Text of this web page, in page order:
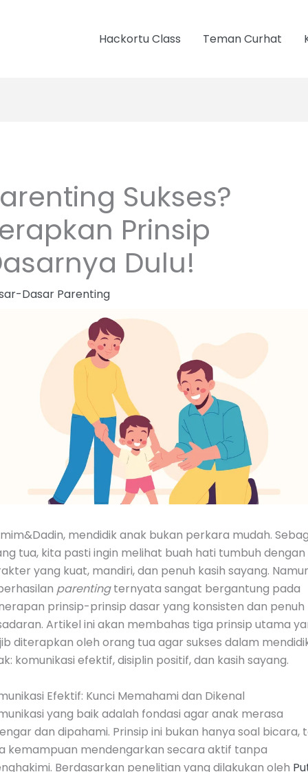
Hackortu Class Teman Curhat
Sukses?
Prinsip
Dulu!
Dasar Parenting
mendidik anak bukan perkara mudah.
tua, kita pasti ingin melihat buah hati tumbuh dengan
yang kuat, mandiri, dan penuh kasih sayang.
parentingternyata sangat bergantung pada
prinsip-prinsip dasar yang konsisten dan penuh
Artikel ini akan membahas tiga prinsip utama
diterapkan oleh orang tua agar sukses dalam
komunikasi efektif, disiplin positif, dan kasih sayang.
Efektif: Kunci Memahami dan Dikenal
yang baik adalah fondasi agar anak merasa
dan dipahami. Prinsip ini bukan hanya soal bicara,
kemampuan mendengarkan secara aktif tanpa
Berdasarkan penelitian yang dilakukan oleh